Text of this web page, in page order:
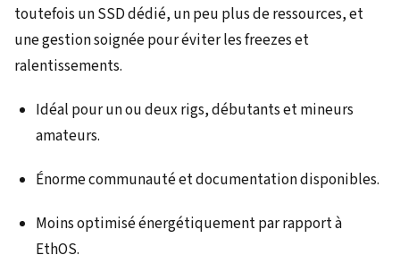
toutefois un SSD dédié, un peu plus de ressources, et
une gestion soignée pour éviter les freezes et
ralentissements.
Idéal pour un ou deux rigs, débutants et mineurs
amateurs.
Énorme communauté et documentation disponibles.
Moins optimisé énergétiquement par rapport à
EthOS.